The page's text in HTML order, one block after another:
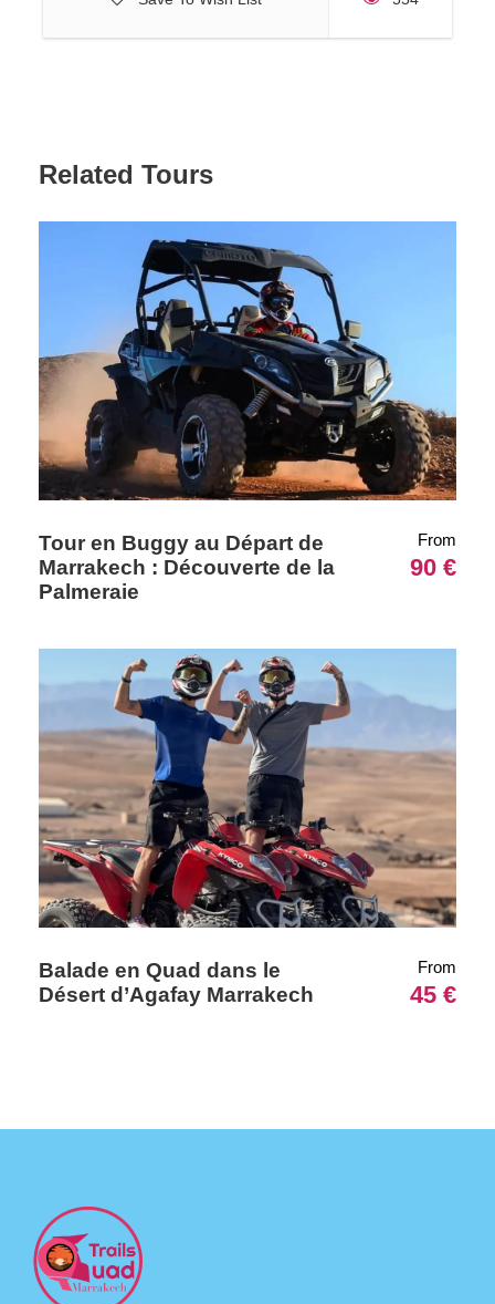
Reviews
Related Tours
Tour en Buggy au Départ de
Marrakech : Découverte de la
Palmeraie
From
90 €
Balade en Quad dans le
Désert d’Agafay Marrakech
From
45 €